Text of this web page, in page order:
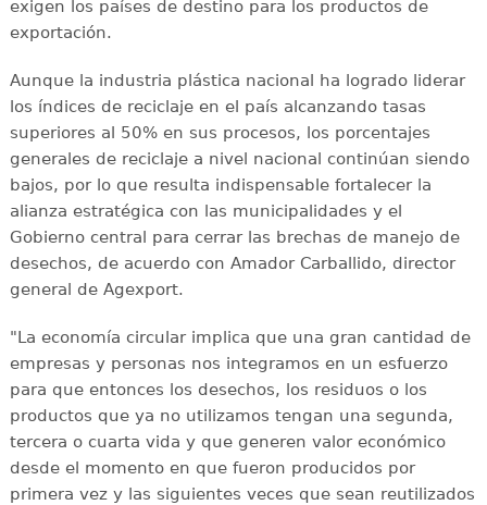
exigen los países de destino para los productos de
exportación.
Aunque la industria plástica nacional ha logrado liderar
los índices de reciclaje en el país alcanzando tasas
superiores al 50% en sus procesos, los porcentajes
generales de reciclaje a nivel nacional continúan siendo
bajos, por lo que resulta indispensable fortalecer la
alianza estratégica con las municipalidades y el
Gobierno central para cerrar las brechas de manejo de
desechos, de acuerdo con Amador Carballido, director
general de Agexport.
"La economía circular implica que una gran cantidad de
empresas y personas nos integramos en un esfuerzo
para que entonces los desechos, los residuos o los
productos que ya no utilizamos tengan una segunda,
tercera o cuarta vida y que generen valor económico
desde el momento en que fueron producidos por
primera vez y las siguientes veces que sean reutilizados